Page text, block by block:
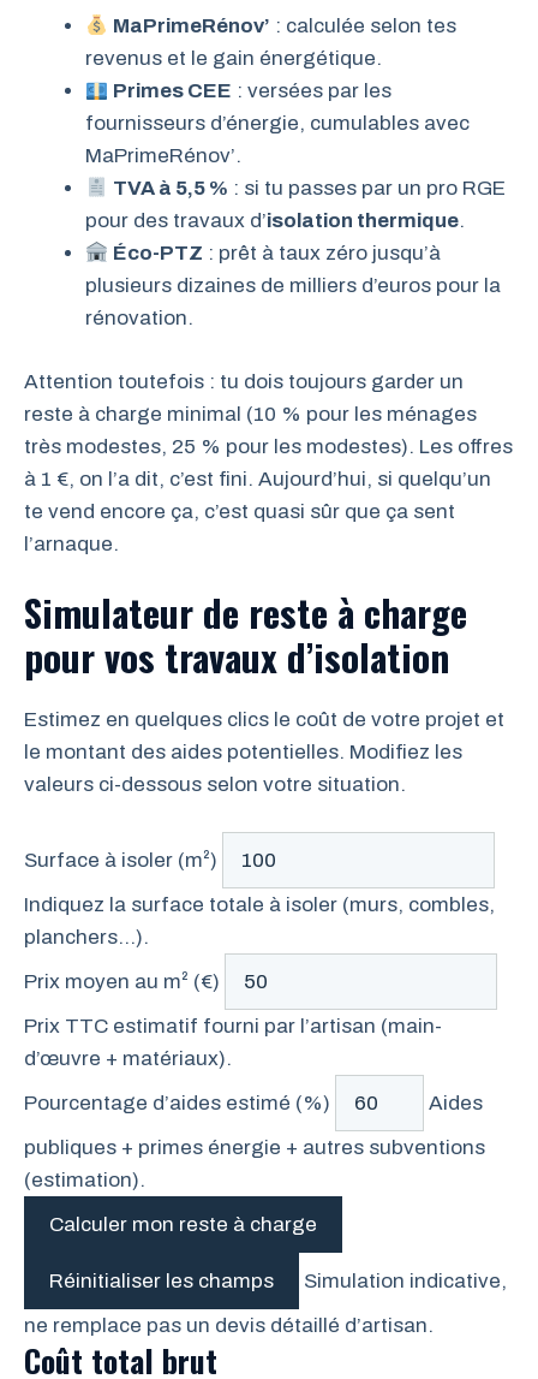
MaPrimeRénov’ : calculée selon tes
revenus et le gain énergétique.
Primes CEE : versées par les
fournisseurs d’énergie, cumulables avec
MaPrimeRénov’.
TVA à 5,5 % : si tu passes par un pro RGE
pour des travaux d’isolation thermique.
Éco-PTZ : prêt à taux zéro jusqu’à
plusieurs dizaines de milliers d’euros pour la
rénovation.
Attention toutefois : tu dois toujours garder un
reste à charge minimal (10 % pour les ménages
très modestes, 25 % pour les modestes). Les offres
à 1 €, on l’a dit, c’est fini. Aujourd’hui, si quelqu’un
te vend encore ça, c’est quasi sûr que ça sent
l’arnaque.
Simulateur de reste à charge
pour vos travaux d’isolation
Estimez en quelques clics le coût de votre projet et
le montant des aides potentielles. Modifiez les
valeurs ci-dessous selon votre situation.
Surface à isoler (m²)
Indiquez la surface totale à isoler (murs, combles,
planchers…).
Prix moyen au m² (€)
Prix TTC estimatif fourni par l’artisan (main-
d’œuvre + matériaux).
Pourcentage d’aides estimé (%)
Aides
publiques + primes énergie + autres subventions
(estimation).
Calculer mon reste à charge
Réinitialiser les champs
Simulation indicative,
ne remplace pas un devis détaillé d’artisan.
Coût total brut